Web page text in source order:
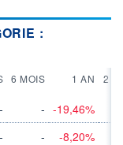
:
6 MOIS 1 AN 2
- - -19,46%
- -
-8,20%